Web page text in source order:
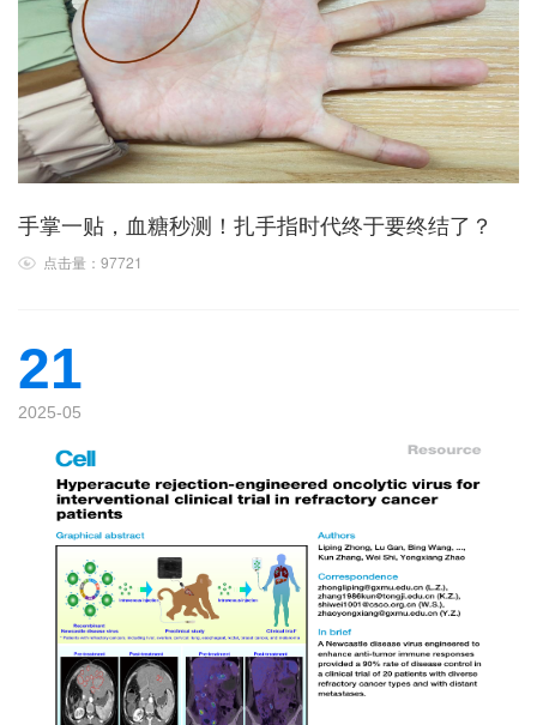
手掌一贴，血糖秒测！扎手指时代终于要终结了？
点击量：97721
21
2025-05